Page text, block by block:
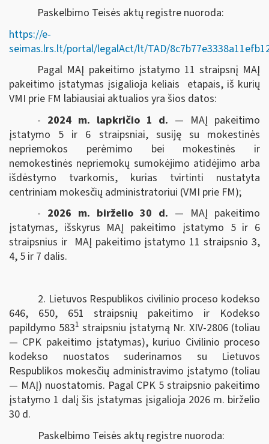
Paskelbimo Teisės aktų registre nuoroda:
https://e-
seimas.lrs.lt/portal/legalAct/lt/TAD/
Pagal MAĮ pakeitimo įstatymo 11 straipsnį MAĮ
pakeitimo įstatymas įsigalioja keliais etapais, iš kurių
VMI prie FM labiausiai aktualios yra šios datos:
- 2024 m. lapkričio 1 d. — MAĮ pakeitimo
įstatymo 5 ir 6 straipsniai, susiję su mokestinės
nepriemokos perėmimo bei mokestinės ir
nemokestinės nepriemokų sumokėjimo atidėjimo arba
išdėstymo tvarkomis, kurias tvirtinti nustatyta
centriniam mokesčių administratoriui (VMI prie FM);
- 2026 m. birželio 30 d. — MAĮ pakeitimo
įstatymas, išskyrus MAĮ pakeitimo įstatymo 5 ir 6
straipsnius ir MAĮ pakeitimo įstatymo 11 straipsnio 3,
4, 5 ir 7 dalis.
2. Lietuvos Respublikos civilinio proceso kodekso
646, 650, 651 straipsnių pakeitimo ir Kodekso
papildymo 5831 straipsniu įstatymą Nr. XIV-2806 (toliau
— CPK pakeitimo įstatymas), kuriuo Civilinio proceso
kodekso nuostatos suderinamos su Lietuvos
Respublikos mokesčių administravimo įstatymo (toliau
— MAĮ) nuostatomis. Pagal CPK 5 straipsnio pakeitimo
įstatymo 1 dalį šis įstatymas įsigalioja 2026 m. birželio
30 d.
Paskelbimo Teisės aktų registre nuoroda: